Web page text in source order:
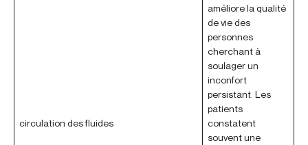
circulation des fluides
améliore la qualité
de vie des
personnes
cherchant à
soulager un
inconfort
persistant. Les
patients
constatent
souvent une